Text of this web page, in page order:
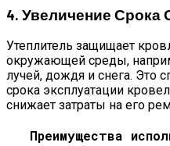
4. Увеличение
Утеплитель защищает
окружающей среды,
лучей, дождя и снега. Это
срока эксплуатации
снижает затраты на его
Преимущества